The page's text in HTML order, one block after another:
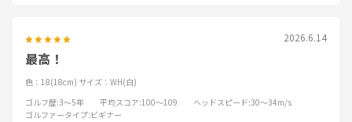
2026.6.14
最高！
色：18(18cm) サイズ：WH(白)
ゴルフ歴:3～5年 平均スコア:100～109 ヘッドスピード:30～34m/s
ゴルファータイプ:ビギナー